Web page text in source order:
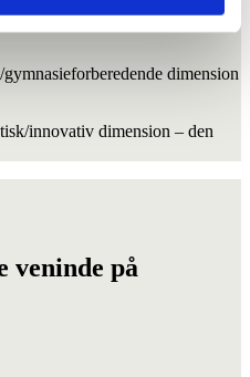
efter hvilken faglig interesse, du
dimension
innovativ dimension – den
veninde på